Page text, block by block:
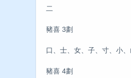
二
豬喜 3劃
口、士、女、子、寸、小、
豬喜 4劃